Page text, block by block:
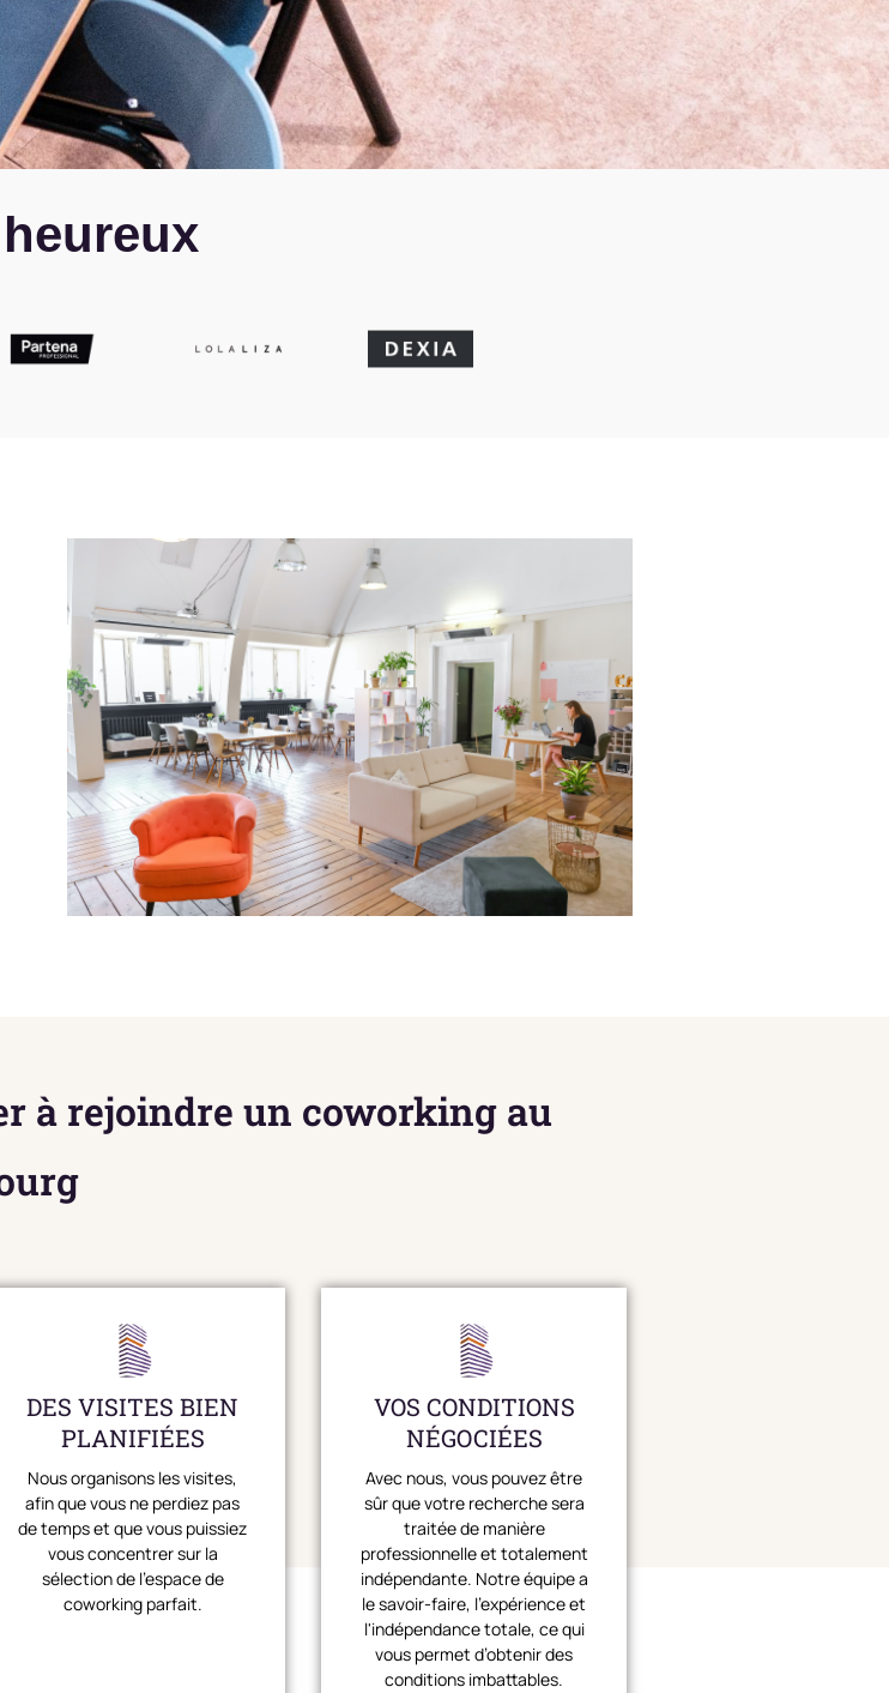
à rejoindre un coworking au
DES VISITES BIEN
PLANIFIÉES
Nous organisons les visites,
afin que vous ne perdiez pas
de temps et que vous puissiez
vous concentrer sur la
sélection de l'espace de
coworking parfait.
VOS CONDITIONS
NÉGOCIÉES
Avec nous, vous pouvez être
sûr que votre recherche sera
traitée de manière
professionnelle et totalement
indépendante. Notre équipe a
le savoir-faire, l'expérience et
l'indépendance totale, ce qui
vous permet d’obtenir des
conditions imbattables.